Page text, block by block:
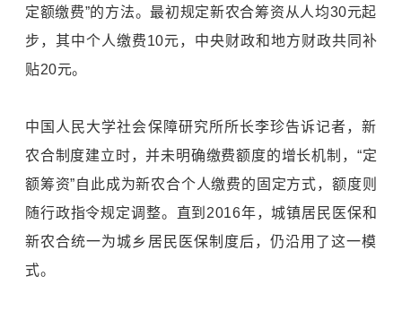
定额缴费”的方法。最初规定新农合筹资从人均30元起
步，其中个人缴费10元，中央财政和地方财政共同补
贴20元。
中国人民大学社会保障研究所所长李珍告诉记者，新
农合制度建立时，并未明确缴费额度的增长机制，“定
额筹资”自此成为新农合个人缴费的固定方式，额度则
随行政指令规定调整。直到2016年，城镇居民医保和
新农合统一为城乡居民医保制度后，仍沿用了这一模
式。